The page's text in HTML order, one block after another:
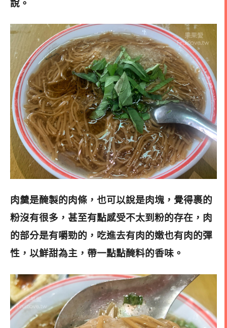
說。
肉羹是醃製的肉條，也可以說是肉塊，覺得裹的
粉沒有很多，甚至有點感受不太到粉的存在，肉
的部分是有嚼勁的，吃進去有肉的嫩也有肉的彈
性，以鮮甜為主，帶一點點醃料的香味。